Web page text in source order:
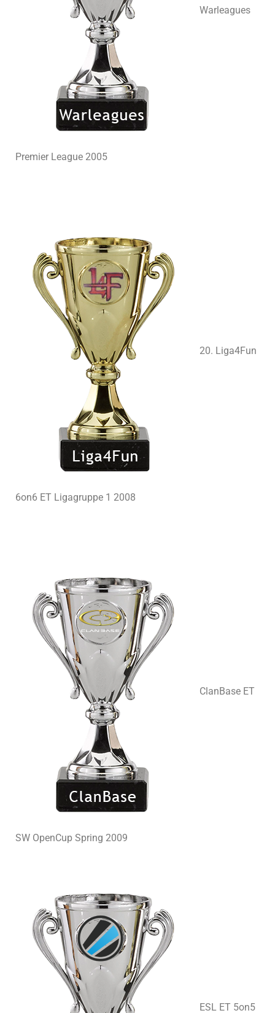
Warleagues
Premier League 2005
20. Liga4Fun
6on6 ET Ligagruppe 1 2008
ClanBase ET
SW OpenCup Spring 2009
ESL ET 5on5